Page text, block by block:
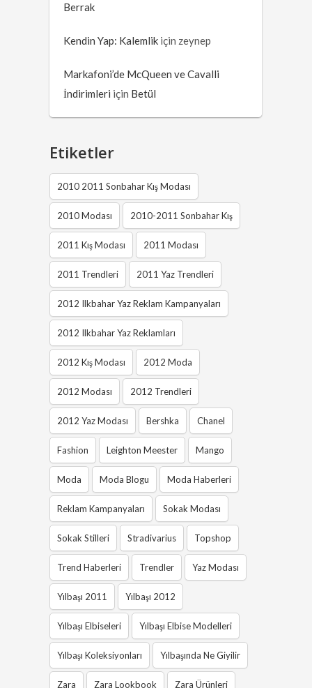
Berrak
Kendin Yap: Kalemlik için zeynep
Markafoni’de McQueen ve Cavalli
İndirimleri için Betül
Etiketler
2010 2011 Sonbahar Kış Modası
2010 Modası 2010-2011 Sonbahar Kış
2011 Kış Modası 2011 Modası
2011 Trendleri 2011 Yaz Trendleri
2012 Ilkbahar Yaz Reklam Kampanyaları
2012 Ilkbahar Yaz Reklamları
2012 Kış Modası 2012 Moda
2012 Modası 2012 Trendleri
2012 Yaz Modası Bershka Chanel
Fashion Leighton Meester Mango
Moda Moda Blogu Moda Haberleri
Reklam Kampanyaları Sokak Modası
Sokak Stilleri Stradivarius Topshop
Trend Haberleri Trendler Yaz Modası
Yılbaşı 2011 Yılbaşı 2012
Yılbaşı Elbiseleri Yılbaşı Elbise Modelleri
Yılbaşı Koleksiyonları Yılbaşında Ne Giyilir
Zara Zara Lookbook Zara Ürünleri